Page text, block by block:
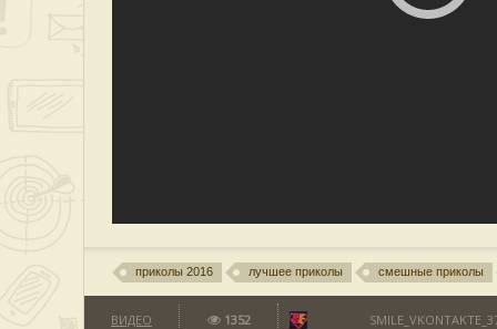
приколы 2016 лучшее приколы смешные приколы
ВИДЕО 1352